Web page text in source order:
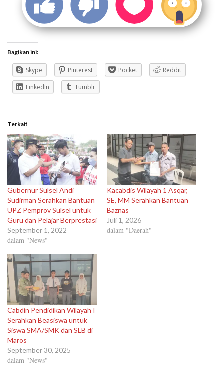
Bagikan ini:
Skype Pinterest Pocket
Reddit
LinkedIn
Tumblr
Terkait
Gubernur Sulsel Andi
Sudirman Serahkan Bantuan
UPZ Pemprov Sulsel untuk
Guru dan Pelajar Berprestasi
September 1, 2022
dalam "News"
Kacabdis Wilayah 1 Asqar,
SE, MM Serahkan Bantuan
Baznas
Juli 1, 2026
dalam "Daerah"
Cabdin Pendidikan Wilayah I
Serahkan Beasiswa untuk
Siswa SMA/SMK dan SLB di
Maros
September 30, 2025
dalam "News"